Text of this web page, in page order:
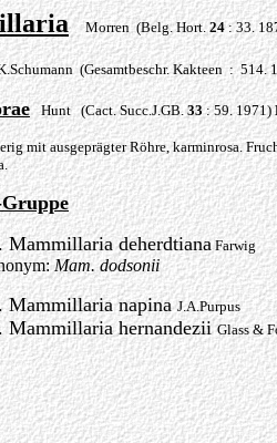
Morren (Belg. Hort. 24: 33.
(Gesamtbeschr. Kakteen : 514.
Hunt (Cact. Succ.J.GB.33: 59. 1971)
mit ausgeprägter Röhre, karminrosa.
Mammillaria deherdtianaFarwig
Mam. dodsonii
Mammillaria napinaJ.A.Purpus
Mammillaria hernandeziiGlass &